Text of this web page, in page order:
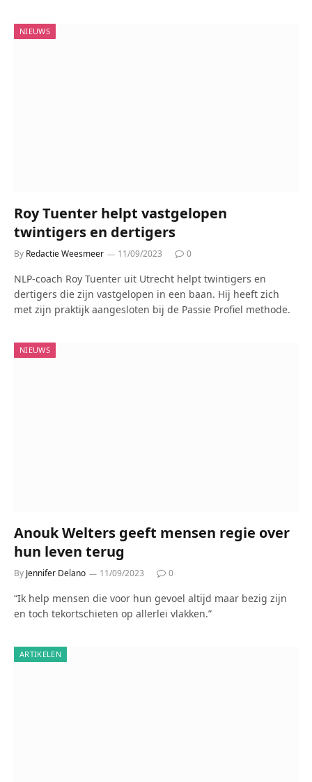
NIEUWS
Roy Tuenter helpt vastgelopen
twintigers en dertigers
By Redactie Weesmeer 11/09/2023 0
NLP-coach Roy Tuenter uit Utrecht helpt twintigers en
dertigers die zijn vastgelopen in een baan. Hij heeft zich
met zijn praktijk aangesloten bij de Passie Profiel methode.
NIEUWS
Anouk Welters geeft mensen regie over
hun leven terug
By Jennifer Delano 11/09/2023 0
“Ik help mensen die voor hun gevoel altijd maar bezig zijn
en toch tekortschieten op allerlei vlakken.”
ARTIKELEN